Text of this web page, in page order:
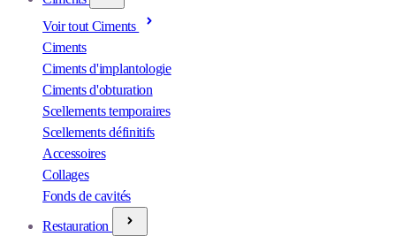
Voir tout Ciments
Ciments
Ciments d'implantologie
Ciments d'obturation
Scellements temporaires
Scellements définitifs
Accessoires
Collages
Fonds de cavités
Restauration